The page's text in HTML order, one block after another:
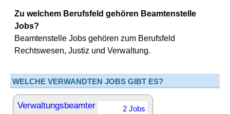
Zu welchem Berufsfeld gehören Beamtenstelle
Jobs?
Beamtenstelle Jobs gehören zum Berufsfeld
Rechtswesen, Justiz und Verwaltung.
WELCHE VERWANDTEN JOBS GIBT ES?
Verwaltungsbeamter 2 Jobs